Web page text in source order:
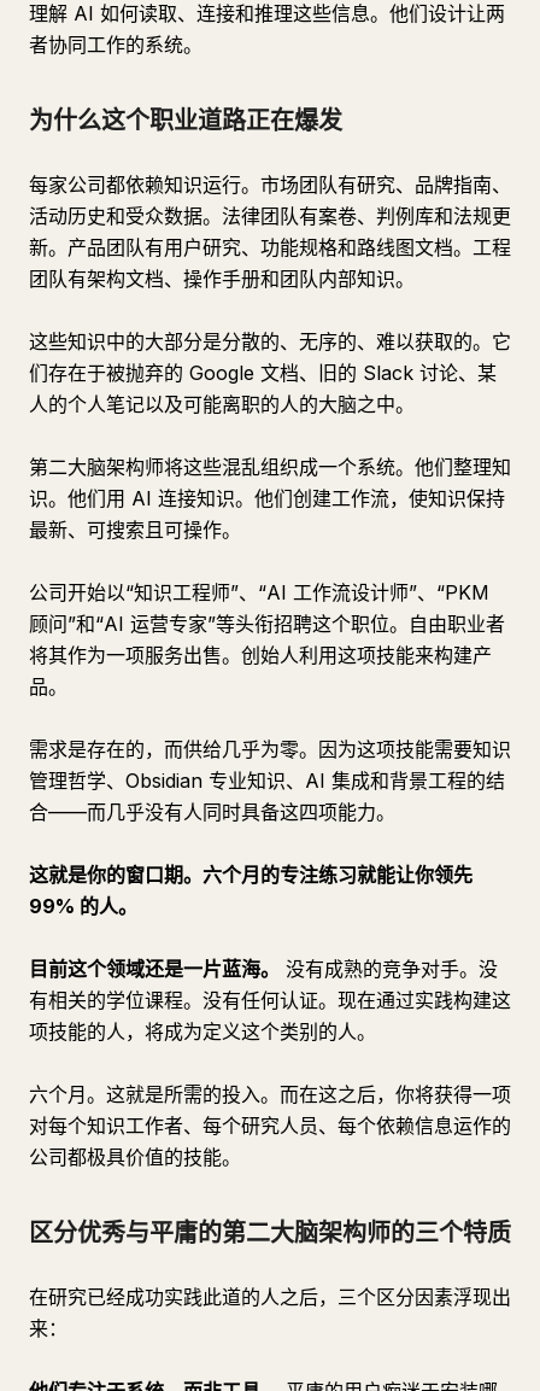
理解 AI 如何读取、连接和推理这些信息。他们设计让两
者协同工作的系统。
为什么这个职业道路正在爆发
每家公司都依赖知识运行。市场团队有研究、品牌指南、
活动历史和受众数据。法律团队有案卷、判例库和法规更
新。产品团队有用户研究、功能规格和路线图文档。工程
团队有架构文档、操作手册和团队内部知识。
这些知识中的大部分是分散的、无序的、难以获取的。它
们存在于被抛弃的 Google 文档、旧的 Slack 讨论、某
人的个人笔记以及可能离职的人的大脑之中。
第二大脑架构师将这些混乱组织成一个系统。他们整理知
识。他们用 AI 连接知识。他们创建工作流，使知识保持
最新、可搜索且可操作。
公司开始以“知识工程师”、“AI 工作流设计师”、“PKM
顾问”和“AI 运营专家”等头衔招聘这个职位。自由职业者
将其作为一项服务出售。创始人利用这项技能来构建产
品。
需求是存在的，而供给几乎为零。因为这项技能需要知识
管理哲学、Obsidian 专业知识、AI 集成和背景工程的结
合——而几乎没有人同时具备这四项能力。
这就是你的窗口期。六个月的专注练习就能让你领先
99% 的人。
目前这个领域还是一片蓝海。
没有成熟的竞争对手。没
有相关的学位课程。没有任何认证。现在通过实践构建这
项技能的人，将成为定义这个类别的人。
六个月。这就是所需的投入。而在这之后，你将获得一项
对每个知识工作者、每个研究人员、每个依赖信息运作的
公司都极具价值的技能。
区分优秀与平庸的第二大脑架构师的三个特质
在研究已经成功实践此道的人之后，三个区分因素浮现出
来：